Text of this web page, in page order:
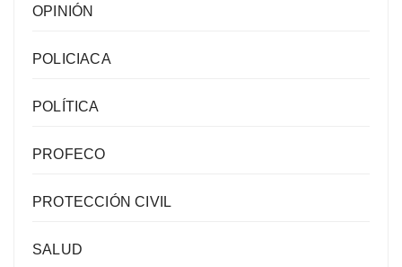
OPINIÓN
POLICIACA
POLÍTICA
PROFECO
PROTECCIÓN CIVIL
SALUD